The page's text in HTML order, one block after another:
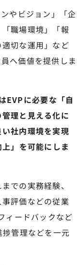
やビジョン」「企
職場環境」「報
切な運用」など
へ価値を提供しま
EVPに必要な「自
理と見える化に
社内環境を実現
」を可能にしま
での実務経験、
評価などの従業
ィードバックなど
管理などを一元